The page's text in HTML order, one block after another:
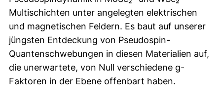
Multischichten unter angelegten elektrischen
und magnetischen Feldern. Es baut auf unserer
jüngsten Entdeckung von Pseudospin-
Quantenschwebungen in diesen Materialien auf,
die unerwartete, von Null verschiedene g-
Faktoren in der Ebene offenbart haben.